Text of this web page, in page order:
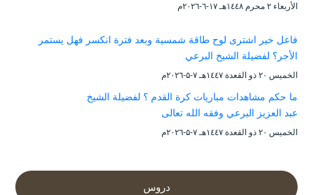
الأربعاء ۲ محرم ۱٤٤۸هـ ۱۷-٦-۲۰۲٦م
فاعل خير اشترى لوح طاقة شمسية وبعد فترة انكسر فهل يستمر
الأجر؟ لفضيلة الشيخ البرعي
الخميس ۲۰ ذو القعدة ۱٤٤۷هـ ۷-۵-۲۰۲٦م
ما حكم مشاهدات مباريات كرة القدم ؟ لفضيلة الشيخ
عبد العزيز البرعي وفقه الله تعالى
الخميس ۲۰ ذو القعدة ۱٤٤۷هـ ۷-۵-۲۰۲٦م
دروس